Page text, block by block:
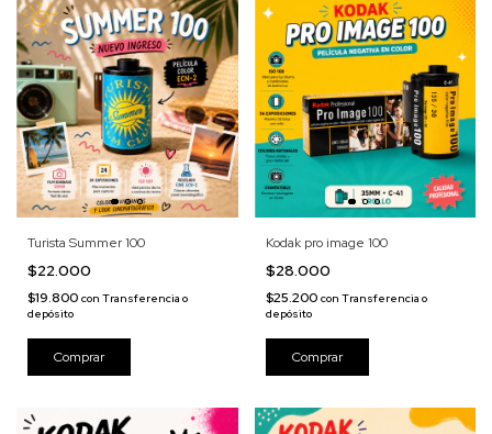
Turista Summer 100
$22.000
$19.800 con Transferencia o
depósito
Kodak pro image 100
$28.000
$25.200 con Transferencia o
depósito